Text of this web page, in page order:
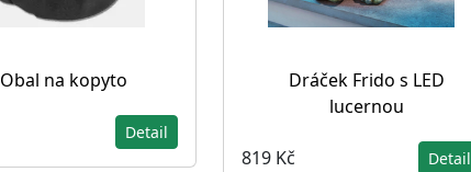
Obal na kopyto
Detail
Dráček Frido s LED
lucernou
819 Kč Detail